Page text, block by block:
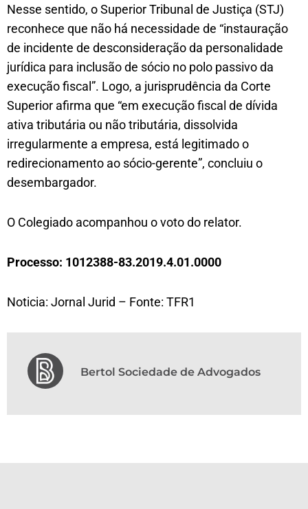
Nesse sentido, o Superior Tribunal de Justiça (STJ)
reconhece que não há necessidade de “instauração
de incidente de desconsideração da personalidade
jurídica para inclusão de sócio no polo passivo da
execução fiscal”. Logo, a jurisprudência da Corte
Superior afirma que “em execução fiscal de dívida
ativa tributária ou não tributária, dissolvida
irregularmente a empresa, está legitimado o
redirecionamento ao sócio-gerente”, concluiu o
desembargador.
O Colegiado acompanhou o voto do relator.
Processo: 1012388-83.2019.4.01.0000
Noticia: Jornal Jurid – Fonte: TFR1
Bertol Sociedade de Advogados